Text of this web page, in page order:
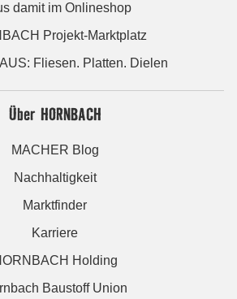
damit im Onlineshop
Projekt-Marktplatz
Fliesen. Platten. Dielen
Über HORNBACH
MACHER Blog
Nachhaltigkeit
Marktfinder
Karriere
Holding
Baustoff Union